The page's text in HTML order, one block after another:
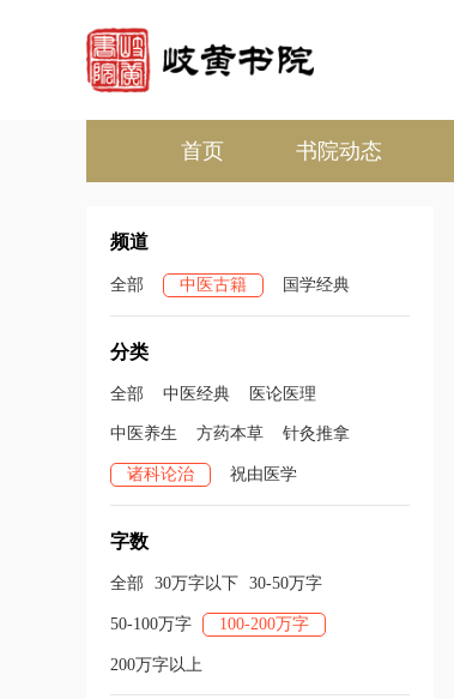
首页 书院动态
频道
全部 中医古籍 国学经典
分类
全部 中医经典 医论医理
中医养生 方药本草 针灸推拿
诸科论治 祝由医学
字数
全部 30万字以下 30-50万字
50-100万字 100-200万字
200万字以上